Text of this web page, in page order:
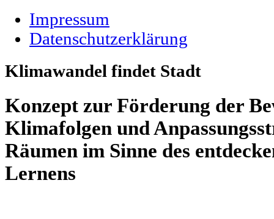
Impressum
Datenschutzerklärung
Klimawandel findet Stadt
Konzept zur Förderung der
Klimafolgen und
Räumen im Sinne des
Lernens